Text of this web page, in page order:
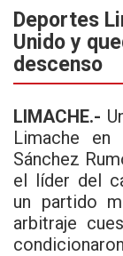
ce
b
o
o
k
tt
er
Deportes
Unido y
descenso
LIMACHE.-
Limache
Sánchez
el líder del
un partido
arbitraje